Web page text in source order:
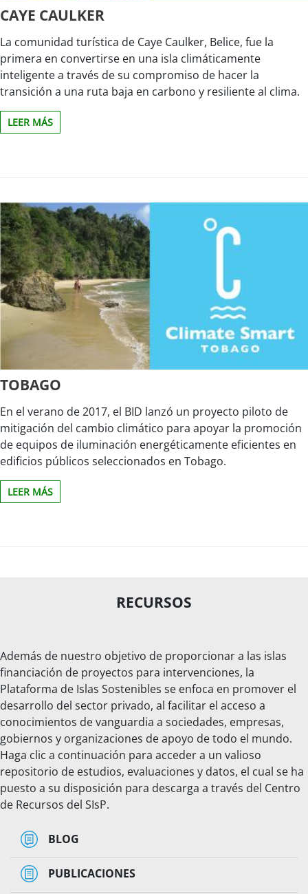
CAYE CAULKER
La comunidad turística de Caye Caulker, Belice, fue la
primera en convertirse en una isla climáticamente
inteligente a través de su compromiso de hacer la
transición a una ruta baja en carbono y resiliente al clima.
LEER MÁS
TOBAGO
En el verano de 2017, el BID lanzó un proyecto piloto de
mitigación del cambio climático para apoyar la promoción
de equipos de iluminación energéticamente eficientes en
edificios públicos seleccionados en Tobago.
LEER MÁS
RECURSOS
Además de nuestro objetivo de proporcionar a las islas
financiación de proyectos para intervenciones, la
Plataforma de Islas Sostenibles se enfoca en promover el
desarrollo del sector privado, al facilitar el acceso a
conocimientos de vanguardia a sociedades, empresas,
gobiernos y organizaciones de apoyo de todo el mundo.
Haga clic a continuación para acceder a un valioso
repositorio de estudios, evaluaciones y datos, el cual se ha
puesto a su disposición para descarga a través del Centro
de Recursos del SIsP.
BLOG
PUBLICACIONES